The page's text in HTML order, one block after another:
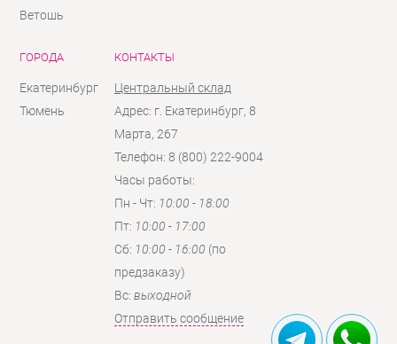
Ветошь
ГОРОДА
Екатеринбург
Тюмень
КОНТАКТЫ
Центральный склад
Адрес: г. Екатеринбург, 8
Марта, 267
Телефон: 8 (800) 222-9004
Часы работы:
Пн - Чт: 10:00 - 18:00
Пт: 10:00 - 17:00
Сб: 10:00 - 16:00 (по
предзаказу)
Вc: выходной
Отправить сообщение